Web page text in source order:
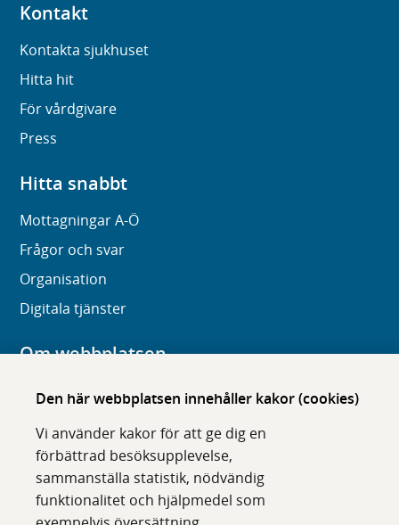
Den här webbplatsen innehåller kakor (cookies)
Vi använder kakor för att ge dig en
förbättrad besöksupplevelse,
sammanställa statistik, nödvändig
funktionalitet och hjälpmedel som
Kontakt
Kontakta sjukhuset
Hitta hit
För vårdgivare
Press
Hitta snabbt
Mottagningar A-Ö
Frågor och svar
Organisation
Digitala tjänster
Om webbplatsen
Om karolinska.se
Tillgänglighet
Om cookies